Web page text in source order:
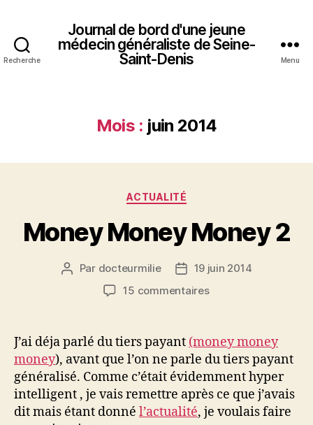
Recherche
Journal de bord d'une jeune
médecin généraliste de Seine-
Saint-Denis
Menu
Mois : juin 2014
Catégories
ACTUALITÉ
Money Money Money 2
Auteur
Par docteurmilie
Date
de
19 juin 2014
15 commentairessur
2
J’ai déja parlé du tiers payant (money money
money), avant que l’on ne parle du tiers payant
généralisé. Comme c’était évidemment hyper
intelligent , je vais remettre après ce que j’avais
dit mais étant donné l’actualité, je voulais faire